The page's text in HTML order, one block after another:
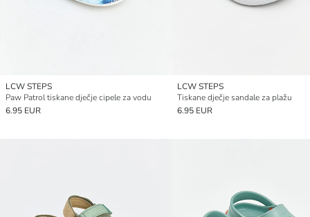
LCW STEPS
Paw Patrol tiskane dječje cipele za vodu
6.95 EUR
LCW STEPS
Tiskane dječje sandale za plažu
6.95 EUR